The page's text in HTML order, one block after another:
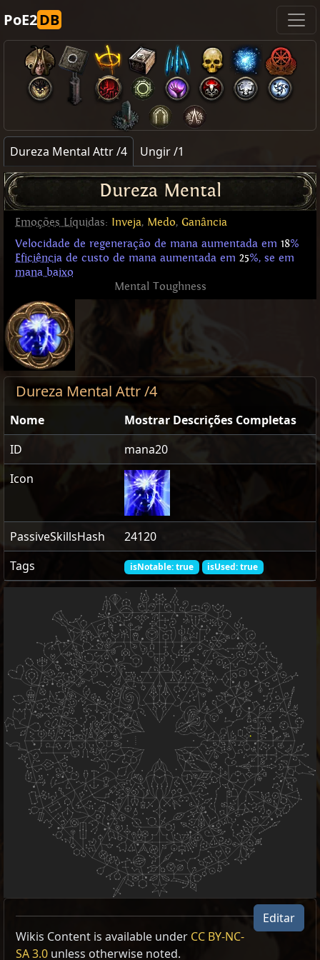
PoE2DB
Dureza Mental Attr /4 Ungir /1
Dureza Mental
Emoções Líquidas: Inveja, Medo, Ganância
Velocidade de regeneração de mana aumentada em 18%
Eficiência de custo de mana aumentada em 25%, se em
mana baixo
Mental Toughness
Dureza Mental Attr /4
Nome
Mostrar Descrições Completas
ID
mana20
Icon
PassiveSkillsHash
24120
Tags
isNotable: true isUsed: true
Type Items Result
Editar
Wikis Content is available under CC BY-NC-
SA 3.0 unless otherwise noted.